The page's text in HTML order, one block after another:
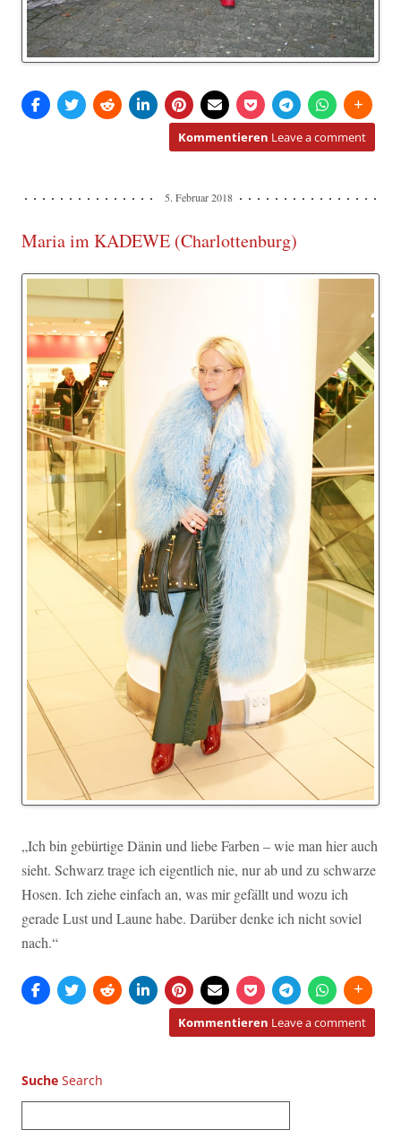
Kommentieren Leave a comment
5. Februar 2018
Maria im KADEWE (Charlottenburg)
„Ich bin gebürtige Dänin und liebe Farben – wie man hier auch
sieht. Schwarz trage ich eigentlich nie, nur ab und zu schwarze
Hosen. Ich ziehe einfach an, was mir gefällt und wozu ich
gerade Lust und Laune habe. Darüber denke ich nicht soviel
nach.“
Kommentieren Leave a comment
Suche
u